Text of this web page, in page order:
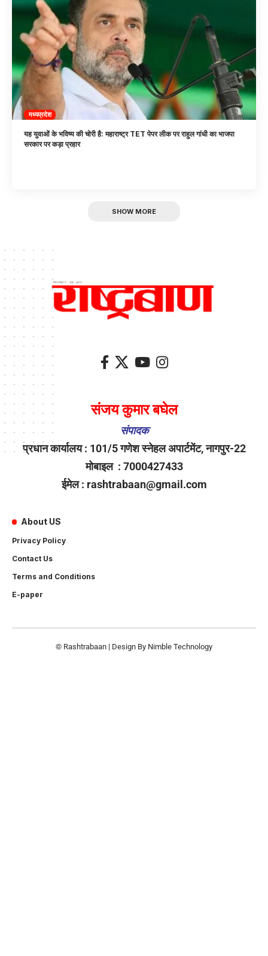
मध्यप्रदेश
यह युवाओं के भविष्य की चोरी है: महाराष्ट्र TET पेपर लीक पर राहुल गांधी का भाजपा
सरकार पर कड़ा प्रहार
SHOW MORE
संजय कुमार बघेल
संपादक
प्रधान कार्यालय : 101/5 गणेश स्नेहल अपार्टमेंट, नागपुर-22
मोबाइल : 7000427433
ईमेल : rashtrabaan@gmail.com
About US
Privacy Policy
Contact Us
Terms and Conditions
E-paper
© Rashtrabaan | Design By Nimble Technology